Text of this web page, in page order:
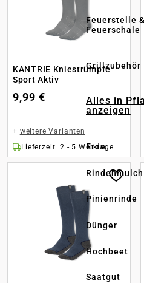
Feuerstelle &
Feuerschale
Grillzubehör
Alles in
anzeigen
Erde
Rindenmulch
Pinienrinde
Dünger
Hochbeet
Saatgut
KANTRIE Kniestrümpfe
Sport Aktiv
9,99 €
+ weitere Varianten
Lieferzeit: 2 - 5 Werktage